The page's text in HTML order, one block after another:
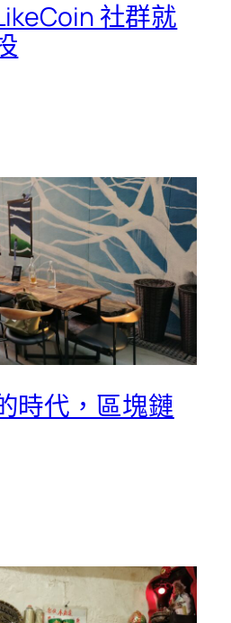
社群就
時代，區塊鏈